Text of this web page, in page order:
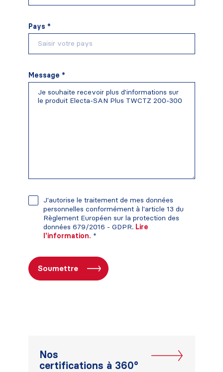
Pays *
Message *
J'autorise le traitement de mes données
personnelles conformément à l'article 13 du
Règlement Européen sur la protection des
données 679/2016 - GDPR. Lire
l'information. *
Nos
certifications à 360°